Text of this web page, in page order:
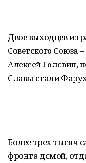
Двое выходцев из
Советского Союза
Алексей Головин,
Славы стали
Более трех тысяч
фронта домой,